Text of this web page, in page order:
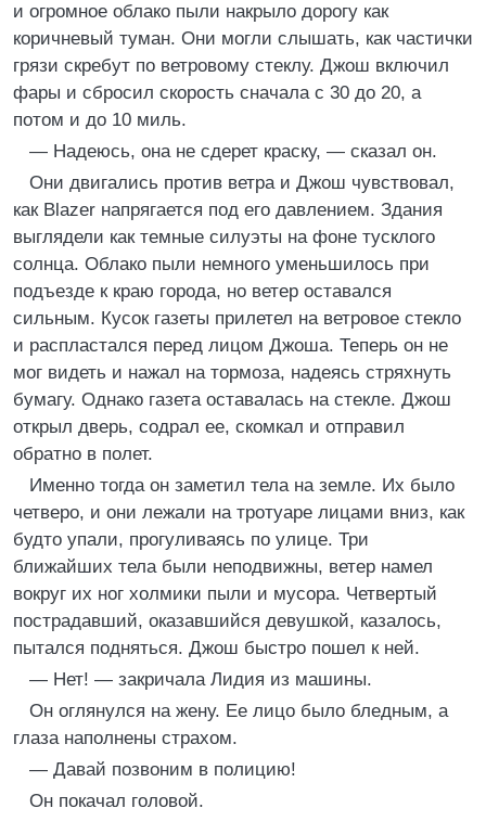
и огромное облако пыли накрыло дорогу как
коричневый туман. Они могли слышать, как частички
грязи скребут по ветровому стеклу. Джош включил
фары и сбросил скорость сначала с 30 до 20, а
потом и до 10 миль.
— Надеюсь, она не сдерет краску, — сказал он.
Они двигались против ветра и Джош чувствовал,
как Blazer напрягается под его давлением. Здания
выглядели как темные силуэты на фоне тусклого
солнца. Облако пыли немного уменьшилось при
подъезде к краю города, но ветер оставался
сильным. Кусок газеты прилетел на ветровое стекло
и распластался перед лицом Джоша. Теперь он не
мог видеть и нажал на тормоза, надеясь стряхнуть
бумагу. Однако газета оставалась на стекле. Джош
открыл дверь, содрал ее, скомкал и отправил
обратно в полет.
Именно тогда он заметил тела на земле. Их было
четверо, и они лежали на тротуаре лицами вниз, как
будто упали, прогуливаясь по улице. Три
ближайших тела были неподвижны, ветер намел
вокруг их ног холмики пыли и мусора. Четвертый
пострадавший, оказавшийся девушкой, казалось,
пытался подняться. Джош быстро пошел к ней.
— Нет! — закричала Лидия из машины.
Он оглянулся на жену. Ее лицо было бледным, а
глаза наполнены страхом.
— Давай позвоним в полицию!
Он покачал головой.